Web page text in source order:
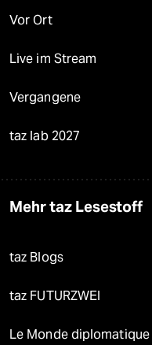
Vor Ort
Live im Stream
Vergangene
taz lab 2027
Mehr taz Lesestoff
taz Blogs
taz FUTURZWEI
Le Monde diplomatique